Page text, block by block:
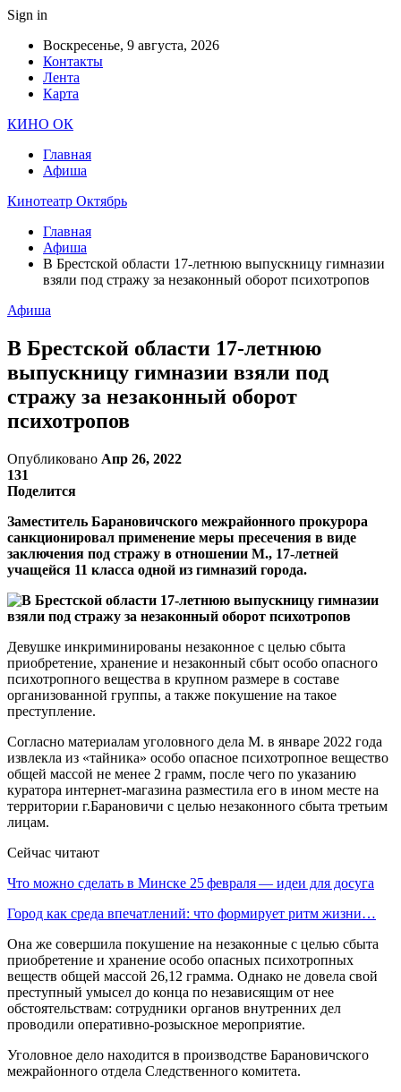
Sign in
Воскресенье, 9 августа, 2026
Контакты
Лента
Карта
КИНО ОК
Главная
Афиша
Кинотеатр Октябрь
Главная
Афиша
В Брестской области 17-летнюю выпускницу гимназии
взяли под стражу за незаконный оборот психотропов
Афиша
В Брестской области 17-летнюю
выпускницу гимназии взяли под
стражу за незаконный оборот
психотропов
Опубликовано Апр 26, 2022
131
Поделится
Заместитель Барановичского межрайонного прокурора
санкционировал применение меры пресечения в виде
заключения под стражу в отношении М., 17-летней
учащейся 11 класса одной из гимназий города.
Девушке инкриминированы незаконное с целью сбыта
приобретение, хранение и незаконный сбыт особо опасного
психотропного вещества в крупном размере в составе
организованной группы, а также покушение на такое
преступление.
Согласно материалам уголовного дела М. в январе 2022 года
извлекла из «тайника» особо опасное психотропное вещество
общей массой не менее 2 грамм, после чего по указанию
куратора интернет-магазина разместила его в ином месте на
территории г.Барановичи с целью незаконного сбыта третьим
лицам.
Сейчас читают
Что можно сделать в Минске 25 февраля — идеи для досуга
Город как среда впечатлений: что формирует ритм жизни…
Она же совершила покушение на незаконные с целью сбыта
приобретение и хранение особо опасных психотропных
веществ общей массой 26,12 грамма. Однако не довела свой
преступный умысел до конца по независящим от нее
обстоятельствам: сотрудники органов внутренних дел
проводили оперативно-розыскное мероприятие.
Уголовное дело находится в производстве Барановичского
межрайонного отдела Следственного комитета.